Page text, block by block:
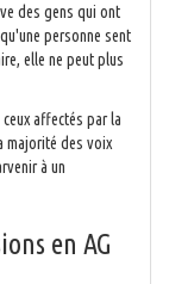
des gens qui ont
personne sent
elle ne peut plus
affectés par la
majorité des voix
à un
en AG